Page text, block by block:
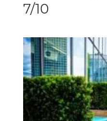
7/10